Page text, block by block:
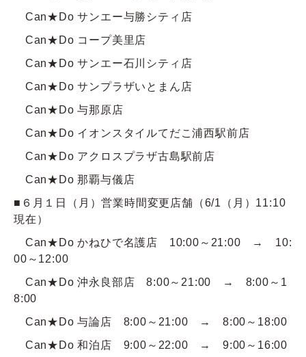
Can★Do サンエー与勝シティ店
Can★Do コープ美里店
Can★Do サンエー石川シティ店
Can★Do サンプラザいとまん店
Can★Do 与那原店
Can★Do イオンスタイルてだこ浦西駅前店
Can★Do アクロスプラザ古島駅前店
Can★Do 那覇与儀店
■６月１日（月）営業時間変更店舗（6/1（月）11:10
現在）
Can★Do かねひで名護店 10:00～21:00 → 10:
00～12:00
Can★Do 沖永良部店 8:00～21:00 → 8:00～1
8:00
Can★Do 与論店 8:00～21:00 → 8:00～18:00
Can★Do 和泊店 9:00～22:00 → 9:00～16:00